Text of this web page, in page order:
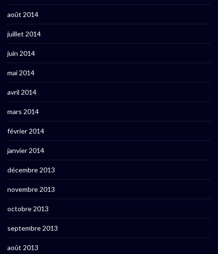
août 2014
juillet 2014
juin 2014
mai 2014
avril 2014
mars 2014
février 2014
janvier 2014
décembre 2013
novembre 2013
octobre 2013
septembre 2013
août 2013